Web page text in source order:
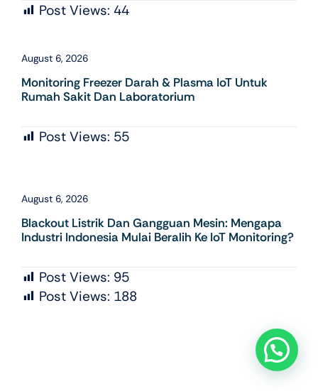
Post Views: 44
August 6, 2026
Monitoring Freezer Darah & Plasma IoT Untuk
Rumah Sakit Dan Laboratorium
Post Views: 55
August 6, 2026
Blackout Listrik Dan Gangguan Mesin: Mengapa
Industri Indonesia Mulai Beralih Ke IoT Monitoring?
Post Views: 95
Post Views: 188